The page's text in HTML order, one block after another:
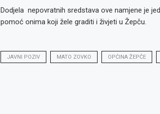
Dodjela nepovratnih sredstava ove namjene je
pomoć onima koji žele graditi i živjeti u Žepču.
JAVNI POZIV MATO ZOVKO OPĆINA ŽEPČE